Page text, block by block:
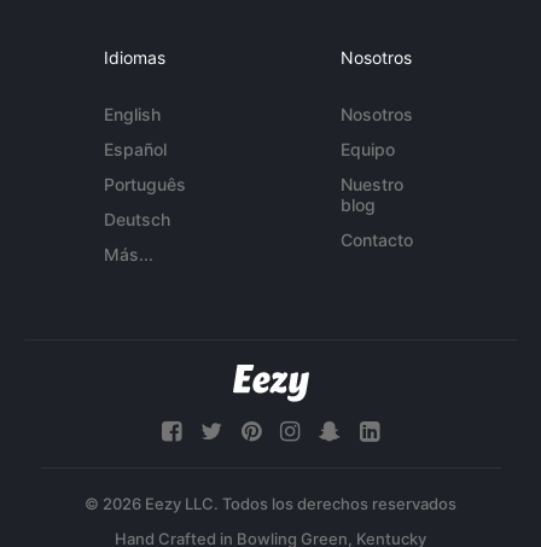
Idiomas
English
Español
Português
Deutsch
Más...
Nosotros
Nosotros
Equipo
Nuestro
blog
Contacto
© 2026 Eezy LLC. Todos los derechos reservados